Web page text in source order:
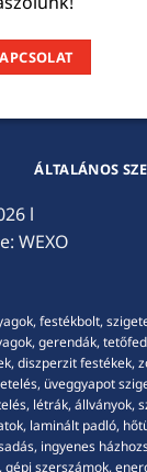
l
WEXO
ÁLTALÁNOS
festékbolt,
gerendák,
diszperzit festékek,
üveggyapot
létrák, állványok,
laminált padló,
ingyenes
szerszámok,